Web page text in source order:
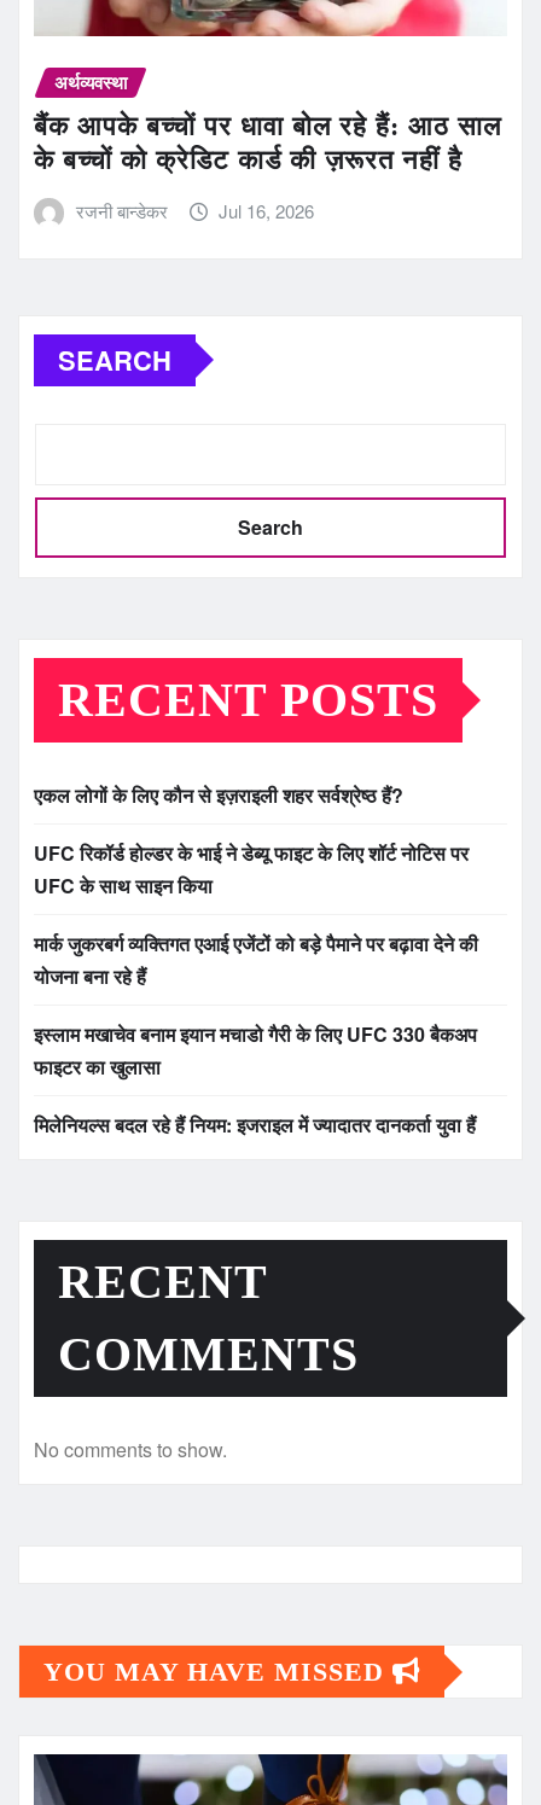
अर्थव्यवस्था
बैंक आपके बच्चों पर धावा बोल रहे हैं: आठ साल
के बच्चों को क्रेडिट कार्ड की ज़रूरत नहीं है
रजनी बान्डेकर Jul 16, 2026
SEARCH
Search
RECENT POSTS
एकल लोगों के लिए कौन से इज़राइली शहर सर्वश्रेष्ठ हैं?
UFC रिकॉर्ड होल्डर के भाई ने डेब्यू फाइट के लिए शॉर्ट नोटिस पर
UFC के साथ साइन किया
मार्क जुकरबर्ग व्यक्तिगत एआई एजेंटों को बड़े पैमाने पर बढ़ावा देने की
योजना बना रहे हैं
इस्लाम मखाचेव बनाम इयान मचाडो गैरी के लिए UFC 330 बैकअप
फाइटर का खुलासा
मिलेनियल्स बदल रहे हैं नियम: इजराइल में ज्यादातर दानकर्ता युवा हैं
RECENT
COMMENTS
No comments to show.
YOU MAY HAVE MISSED